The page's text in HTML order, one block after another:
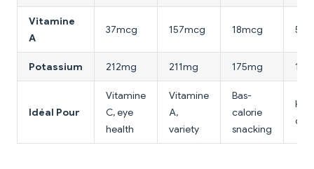
Vitamine
A
37mcg 157mcg 18mcg
Potassium 212mg 211mg 175mg
Idéal Pour
Vitamine
C, eye
health
Vitamine
A,
variety
Bas-
calorie
snacking